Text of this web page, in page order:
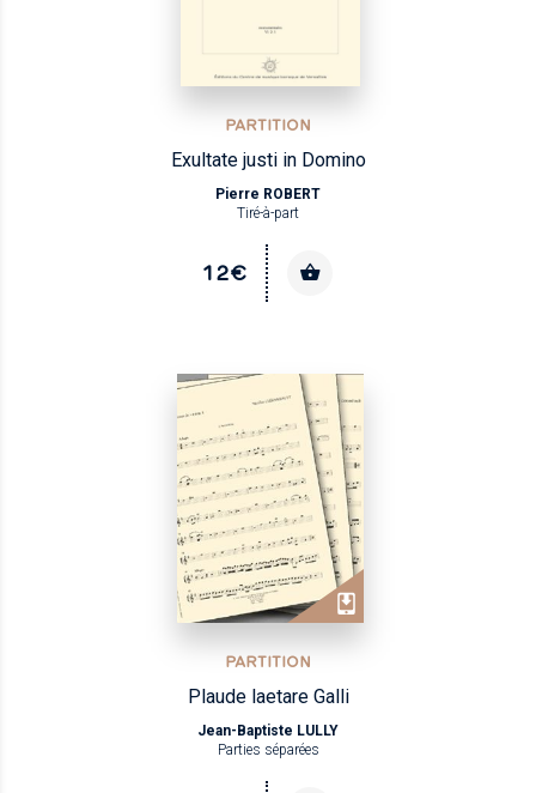
PARTITION
Exultate justi in Domino
Pierre ROBERT
Tiré-à-part
12€
PARTITION
Plaude laetare Galli
Jean-Baptiste LULLY
Parties séparées